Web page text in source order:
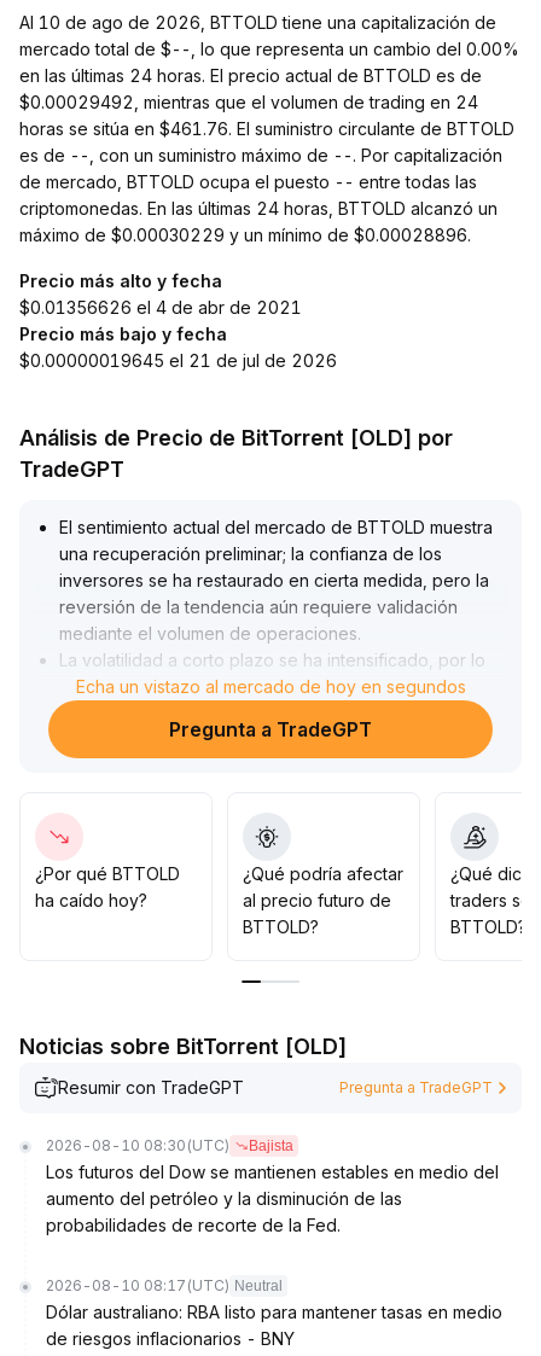
Al 10 de ago de 2026, BTTOLD tiene una capitalización de
mercado total de $--, lo que representa un cambio del 0.00%
en las últimas 24 horas. El precio actual de BTTOLD es de
$0.00029492, mientras que el volumen de trading en 24
horas se sitúa en $461.76. El suministro circulante de BTTOLD
es de --, con un suministro máximo de --. Por capitalización
de mercado, BTTOLD ocupa el puesto -- entre todas las
criptomonedas. En las últimas 24 horas, BTTOLD alcanzó un
máximo de $0.00030229 y un mínimo de $0.00028896.
Precio más alto y fecha
$0.01356626 el 4 de abr de 2021
Precio más bajo y fecha
$0.00000019645 el 21 de jul de 2026
Análisis de Precio de BitTorrent [OLD] por
TradeGPT
El sentimiento actual del mercado de BTTOLD muestra
una recuperación preliminar; la confianza de los
inversores se ha restaurado en cierta medida, pero la
reversión de la tendencia aún requiere validación
mediante el volumen de operaciones.
La volatilidad a corto plazo se ha intensificado, por lo
que se recomienda operar con cautela alrededor de
niveles clave, establecer estrictamente los stops de
pérdida y estar alerta ante el riesgo de falsas rupturas
precios: si se produce un ascenso acompañado de un
aumento de volumen y se supera el máximo anterior
(preste atención a zonas clave históricas), se puede
rotar gradualmente hacia una configuración alcista; de
lo contrario, se aconseja mantenerse expectante.
Echa un vistazo al mercado de hoy en segundos
Pregunta a TradeGPT
¿Por qué BTTOLD
ha caído hoy?
¿Qué podría afectar
al precio futuro de
BTTOLD?
¿Qué
traders
BTTOLD?
Noticias sobre BitTorrent [OLD]
Resumir con TradeGPT Pregunta a TradeGPT
2026-08-10 08:30 (UTC) Bajista
Los futuros del Dow se mantienen estables en medio del
aumento del petróleo y la disminución de las
probabilidades de recorte de la Fed.
2026-08-10 08:17 (UTC) Neutral
Dólar australiano: RBA listo para mantener tasas en medio
de riesgos inflacionarios - BNY